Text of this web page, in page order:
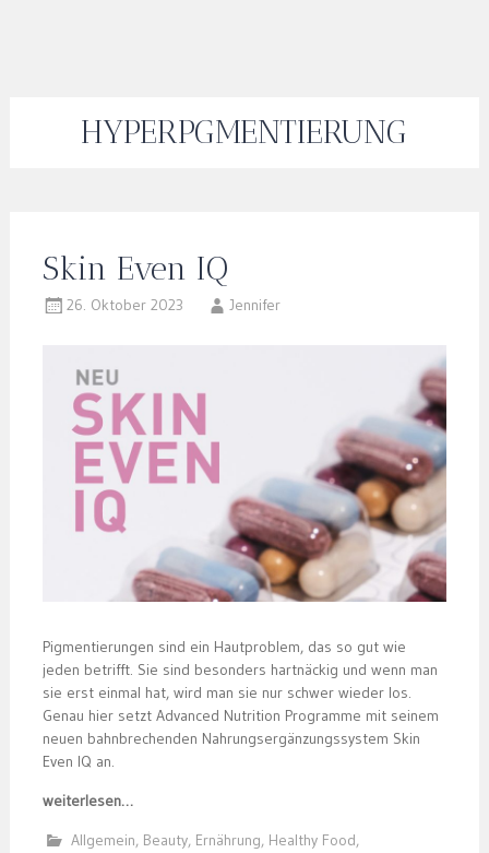
HYPERPGMENTIERUNG
Skin Even IQ
26. Oktober 2023 Jennifer
Pigmentierungen sind ein Hautproblem, das so gut wie
jeden betrifft. Sie sind besonders hartnäckig und wenn man
sie erst einmal hat, wird man sie nur schwer wieder los.
Genau hier setzt Advanced Nutrition Programme mit seinem
neuen bahnbrechenden Nahrungsergänzungssystem Skin
Even IQ an.
weiterlesen…
Allgemein, Beauty, Ernährung, Healthy Food,